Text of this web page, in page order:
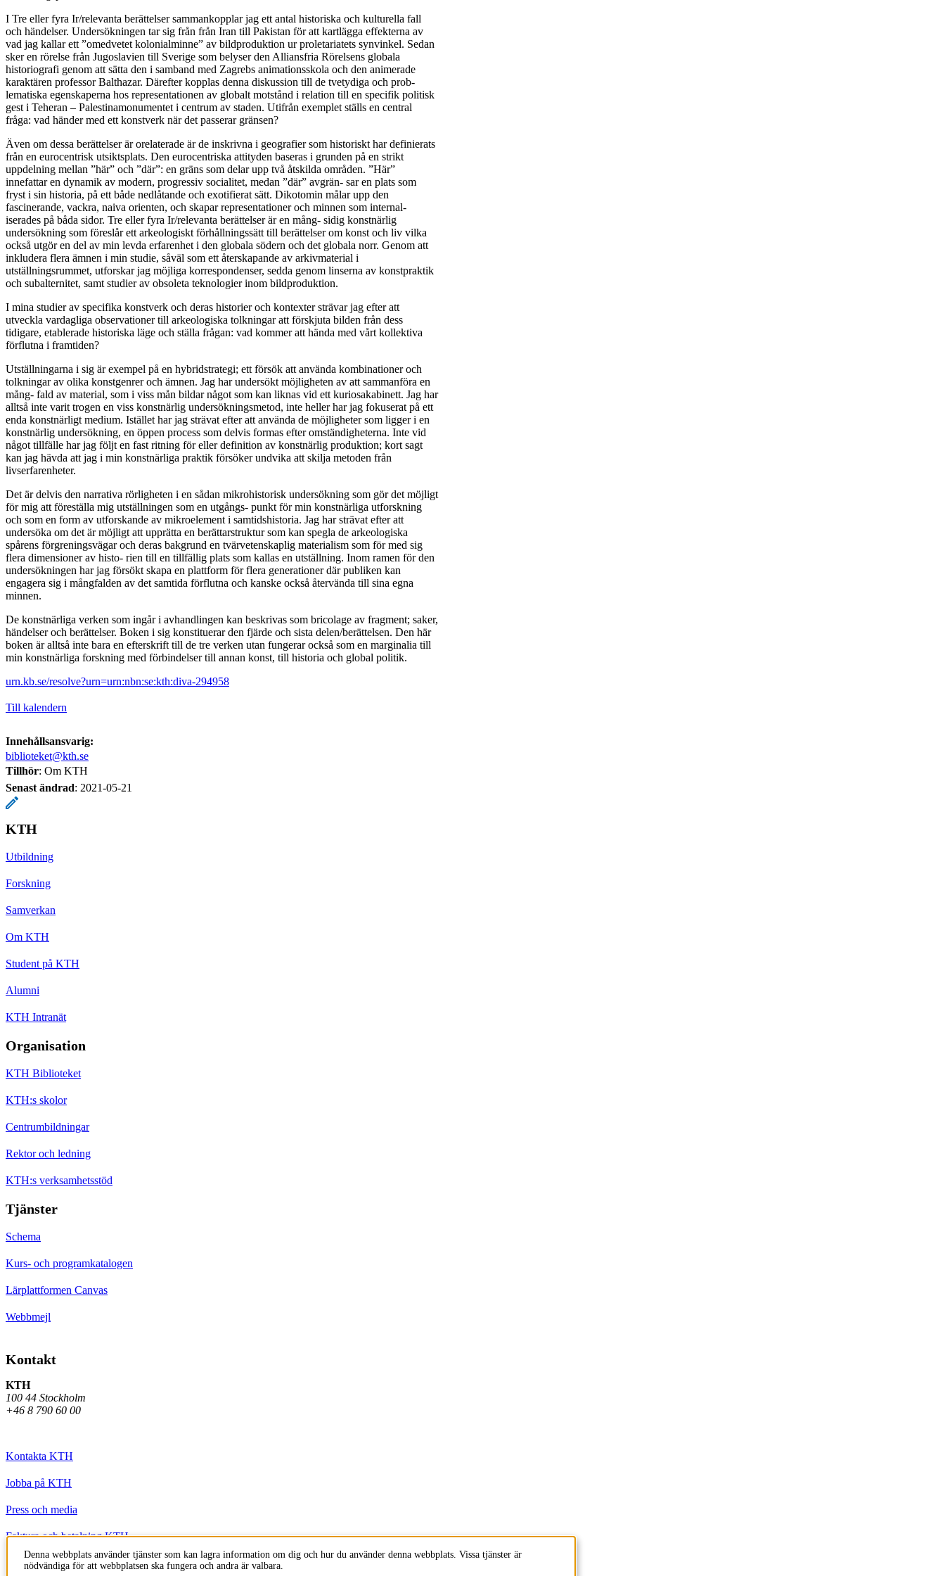
I Tre eller fyra Ir/relevanta berättelser sammankopplar jag ett antal historiska och kulturella fall
och händelser. Undersökningen tar sig från från Iran till Pakistan för att kartlägga effekterna av
vad jag kallar ett ”omedvetet kolonialminne” av bildproduktion ur proletariatets synvinkel. Sedan
sker en rörelse från Jugoslavien till Sverige som belyser den Alliansfria Rörelsens globala
historiografi genom att sätta den i samband med Zagrebs animationsskola och den animerade
karaktären professor Balthazar. Därefter kopplas denna diskussion till de tvetydiga och prob-
lematiska egenskaperna hos representationen av globalt motstånd i relation till en specifik politisk
gest i Teheran – Palestinamonumentet i centrum av staden. Utifrån exemplet ställs en central
fråga: vad händer med ett konstverk när det passerar gränsen?
Även om dessa berättelser är orelaterade är de inskrivna i geografier som historiskt har definierats
från en eurocentrisk utsiktsplats. Den eurocentriska attityden baseras i grunden på en strikt
uppdelning mellan ”här” och ”där”: en gräns som delar upp två åtskilda områden. ”Här”
innefattar en dynamik av modern, progressiv socialitet, medan ”där” avgrän- sar en plats som
fryst i sin historia, på ett både nedlåtande och exotifierat sätt. Dikotomin målar upp den
fascinerande, vackra, naiva orienten, och skapar representationer och minnen som internal-
iserades på båda sidor. Tre eller fyra Ir/relevanta berättelser är en mång- sidig konstnärlig
undersökning som föreslår ett arkeologiskt förhållningssätt till berättelser om konst och liv vilka
också utgör en del av min levda erfarenhet i den globala södern och det globala norr. Genom att
inkludera flera ämnen i min studie, såväl som ett återskapande av arkivmaterial i
utställningsrummet, utforskar jag möjliga korrespondenser, sedda genom linserna av konstpraktik
och subalternitet, samt studier av obsoleta teknologier inom bildproduktion.
I mina studier av specifika konstverk och deras historier och kontexter strävar jag efter att
utveckla vardagliga observationer till arkeologiska tolkningar att förskjuta bilden från dess
tidigare, etablerade historiska läge och ställa frågan: vad kommer att hända med vårt kollektiva
förflutna i framtiden?
Utställningarna i sig är exempel på en hybridstrategi; ett försök att använda kombinationer och
tolkningar av olika konstgenrer och ämnen. Jag har undersökt möjligheten av att sammanföra en
mång- fald av material, som i viss mån bildar något som kan liknas vid ett kuriosakabinett. Jag har
alltså inte varit trogen en viss konstnärlig undersökningsmetod, inte heller har jag fokuserat på ett
enda konstnärligt medium. Istället har jag strävat efter att använda de möjligheter som ligger i en
konstnärlig undersökning, en öppen process som delvis formas efter omständigheterna. Inte vid
något tillfälle har jag följt en fast ritning för eller definition av konstnärlig produktion; kort sagt
kan jag hävda att jag i min konstnärliga praktik försöker undvika att skilja metoden från
livserfarenheter.
Det är delvis den narrativa rörligheten i en sådan mikrohistorisk undersökning som gör det möjligt
för mig att föreställa mig utställningen som en utgångs- punkt för min konstnärliga utforskning
och som en form av utforskande av mikroelement i samtidshistoria. Jag har strävat efter att
undersöka om det är möjligt att upprätta en berättarstruktur som kan spegla de arkeologiska
spårens förgreningsvägar och deras bakgrund en tvärvetenskaplig materialism som för med sig
flera dimensioner av histo- rien till en tillfällig plats som kallas en utställning. Inom ramen för den
undersökningen har jag försökt skapa en plattform för flera generationer där publiken kan
engagera sig i mångfalden av det samtida förflutna och kanske också återvända till sina egna
minnen.
De konstnärliga verken som ingår i avhandlingen kan beskrivas som bricolage av fragment; saker,
händelser och berättelser. Boken i sig konstituerar den fjärde och sista delen/berättelsen. Den här
boken är alltså inte bara en efterskrift till de tre verken utan fungerar också som en marginalia till
min konstnärliga forskning med förbindelser till annan konst, till historia och global politik.
urn.kb.se/resolve?urn=urn:nbn:se:kth:diva-294958
Till kalendern
Innehållsansvarig:
biblioteket@kth.se
Tillhör: Om KTH
Senast ändrad: 2021-05-21
KTH
Utbildning
Forskning
Samverkan
Om KTH
Student på KTH
Alumni
KTH Intranät
Organisation
KTH Biblioteket
KTH:s skolor
Centrumbildningar
Rektor och ledning
KTH:s verksamhetsstöd
Tjänster
Schema
Kurs- och programkatalogen
Lärplattformen Canvas
Webbmejl
Kontakt
KTH
100 44 Stockholm
+46 8 790 60 00
Kontakta KTH
Jobba på KTH
Press och media
Faktura och betalning KTH
Om KTH:s webbplatser
Denna webbplats använder tjänster som kan lagra information om dig och hur du använder denna webbplats. Vissa tjänster är
nödvändiga för att webbplatsen ska fungera och andra är valbara.